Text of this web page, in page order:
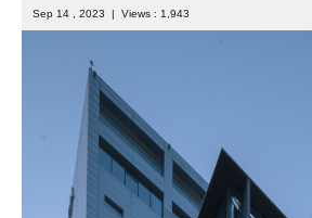
Sep 14 , 2023 | Views : 1,943